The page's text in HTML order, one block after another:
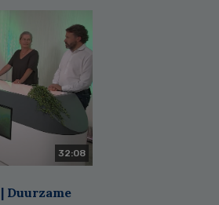
32:08
Duurzame